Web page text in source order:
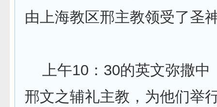
由上海教区邢主教领受了圣
上午10：30的英文弥撒中
邢文之辅礼主教，为他们举